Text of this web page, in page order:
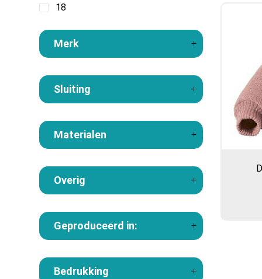
18
20
21
23
24
25
Merk
Sluiting
Materialen
Overig
Geproduceerd in:
Bedrukking